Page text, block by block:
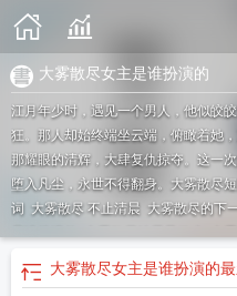
大雾散尽女主是谁扮演的
江月年少时，遇见一个男人，他似皎
狂。那人却始终端坐云端，俯瞰着她
那耀眼的清辉，大肆复仇掠夺。这一
堕入凡尘，永世不得翻身。 大雾散尽
词 大雾散尽 不止清晨 大雾散尽的下
散尽不止清晨不止大雾什么意思
大
尽成追忆免费阅读
大雾散尽女主是谁扮演的